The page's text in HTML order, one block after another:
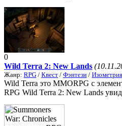
0
Wild Terra 2: New Lands
Жанр: RPG / Квест / Фэнтези / Изометрия
Wild Terra это MMORPG с
RPG Wild Terra 2: New Lands